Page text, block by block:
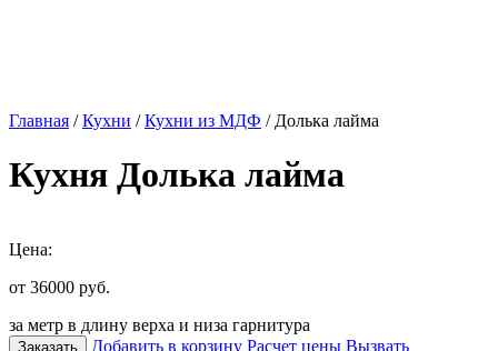
Главная /Кухни /Кухни из МДФ / Долька лайма
Кухня Долька лайма
Цена:
от 36000 руб.
за метр в длину верха и низа гарнитура
Заказать Добавить в корзину Расчет цены Вызвать